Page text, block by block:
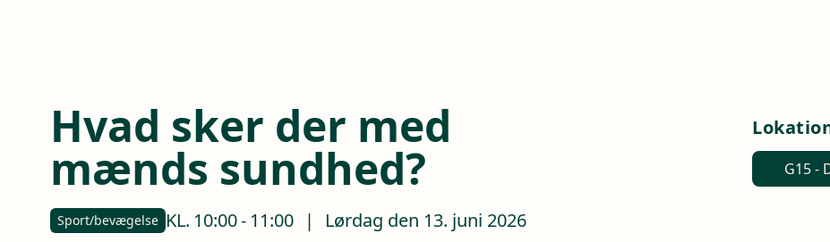
Hvad sker der med
mænds sundhed?
Sport/bevægelse KL. 10:00- 11:00 |
Lørdag den 13. juni 2026
G15 -